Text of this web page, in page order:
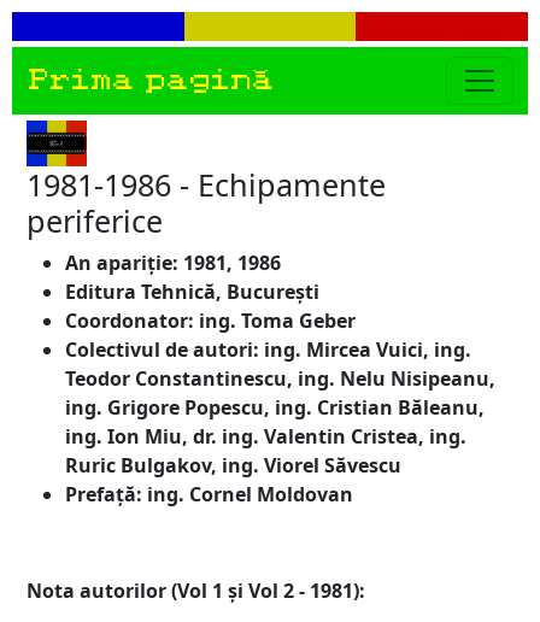
Prima pagină
1981-1986 - Echipamente
periferice
An apariție: 1981, 1986
Editura Tehnică, București
Coordonator: ing. Toma Geber
Colectivul de autori: ing. Mircea Vuici, ing.
Teodor Constantinescu, ing. Nelu Nisipeanu,
ing. Grigore Popescu, ing. Cristian Băleanu,
ing. Ion Miu, dr. ing. Valentin Cristea, ing.
Ruric Bulgakov, ing. Viorel Săvescu
Prefață: ing. Cornel Moldovan
Nota autorilor (Vol 1 și Vol 2 - 1981):